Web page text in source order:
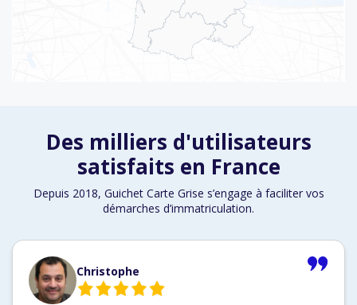
Des milliers d'utilisateurs
satisfaits en France
Depuis 2018, Guichet Carte Grise s’engage à faciliter vos
démarches d’immatriculation.
Christophe